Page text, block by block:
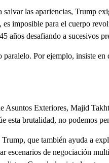
salvar las apariencias, Trump
imposible para el cuerpo
años desafiando a sucesivos
Por ejemplo, insiste
Asuntos Exteriores, Majid
brutalidad, no podemos
que también ayuda a
escenarios de negociación